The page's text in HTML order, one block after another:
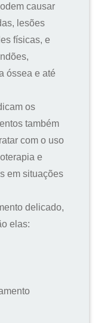
causar
lesões
físicas, e
óssea e até
os
também
com o uso
e
em situações
delicado,
elas: